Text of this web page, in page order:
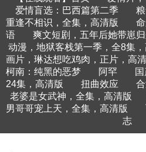
爱情盲选：巴西篇第二季
重逢不相识，全集，高清版
语
爽文短剧，五年后她带崽
动漫，地狱客栈第一季，全8集，
画片，琳达想吃鸡肉，正片，高
柯南：纯黑的恶梦
阿罕
24集，高清版
扭曲效应
老婆是女武神，全集，高清版
男哥哥宠上天，全集，高清版
志